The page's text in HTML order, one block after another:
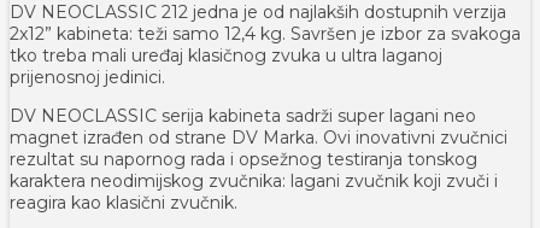
DV NEOCLASSIC 212 jedna je od najlakših dostupnih verzija
2x12” kabineta: teži samo 12,4 kg. Savršen je izbor za svakoga
tko treba mali uređaj klasičnog zvuka u ultra laganoj
prijenosnoj jedinici.
DV NEOCLASSIC serija kabineta sadrži super lagani neo
magnet izrađen od strane DV Marka. Ovi inovativni zvučnici
rezultat su napornog rada i opsežnog testiranja tonskog
karaktera neodimijskog zvučnika: lagani zvučnik koji zvuči i
reagira kao klasični zvučnik.